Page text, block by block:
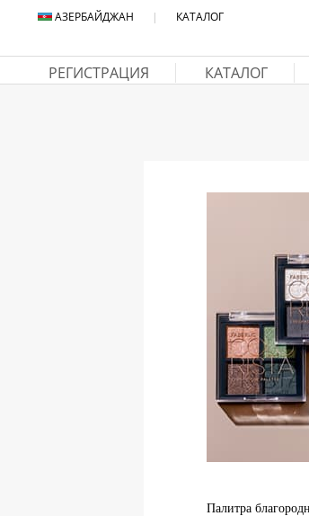
АЗЕРБАЙДЖАН | КАТАЛОГ
РЕГИСТРАЦИЯ КАТАЛОГ
Палитра